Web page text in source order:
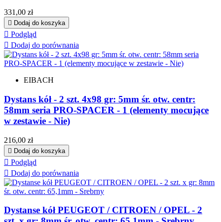
Cena
331,00 zł
 Dodaj do koszyka
 Podgląd
 Dodaj do porównania
EIBACH
Dystans kół - 2 szt. 4x98 gr: 5mm śr. otw. centr:
58mm seria PRO-SPACER - 1 (elementy mocujące
w zestawie - Nie)
Cena
216,00 zł
 Dodaj do koszyka
 Podgląd
 Dodaj do porównania
Dystanse kół PEUGEOT / CITROEN / OPEL - 2